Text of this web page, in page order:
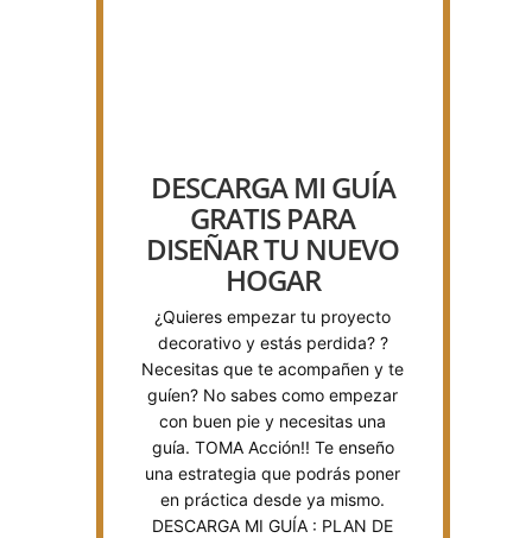
DESCARGA MI GUÍA
GRATIS PARA
DISEÑAR TU NUEVO
HOGAR
¿Quieres empezar tu proyecto
decorativo y estás perdida? ?
Necesitas que te acompañen y te
guíen? No sabes como empezar
con buen pie y necesitas una
guía. TOMA Acción!! Te enseño
una estrategia que podrás poner
en práctica desde ya mismo.
DESCARGA MI GUÍA : PLAN DE